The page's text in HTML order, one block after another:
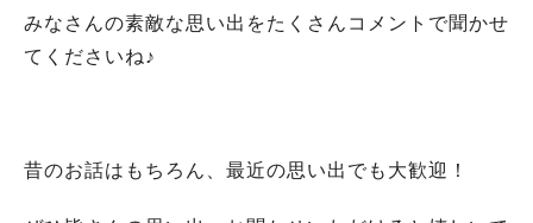
みなさんの素敵な思い出をたくさんコメントで聞かせ
てくださいね♪
昔のお話はもちろん、最近の思い出でも大歓迎！